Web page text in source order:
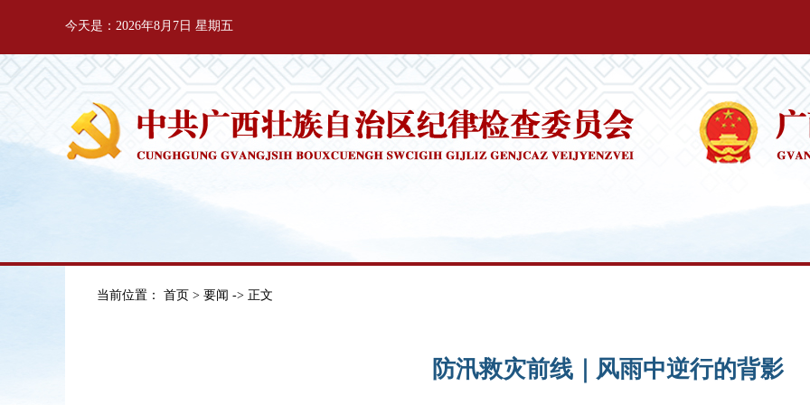
今天是：2026年8月7日 星期五
当前位置： 首页 > 要闻 -> 正文
防汛救灾前线｜风雨中逆行的背影